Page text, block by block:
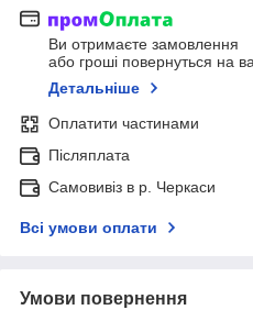
Ви отримаєте замовлення
або гроші повернуться на
Детальніше
Оплатити частинами
Післяплата
Самовивіз в р. Черкаси
Всі умови оплати
Умови повернення